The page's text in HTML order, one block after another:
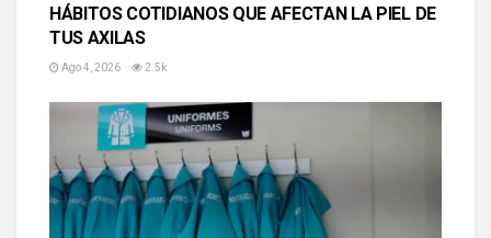
HÁBITOS COTIDIANOS QUE AFECTAN LA PIEL DE
TUS AXILAS
Ago 4, 2026 2.5k